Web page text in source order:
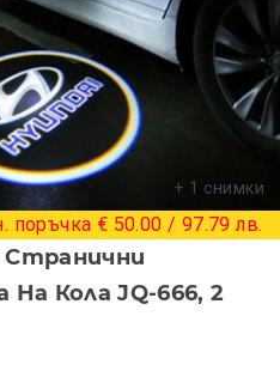
+ 1 снимки
поръчка € 50.00 / 97.79 лв.
Странични
Кола JQ-666, 2